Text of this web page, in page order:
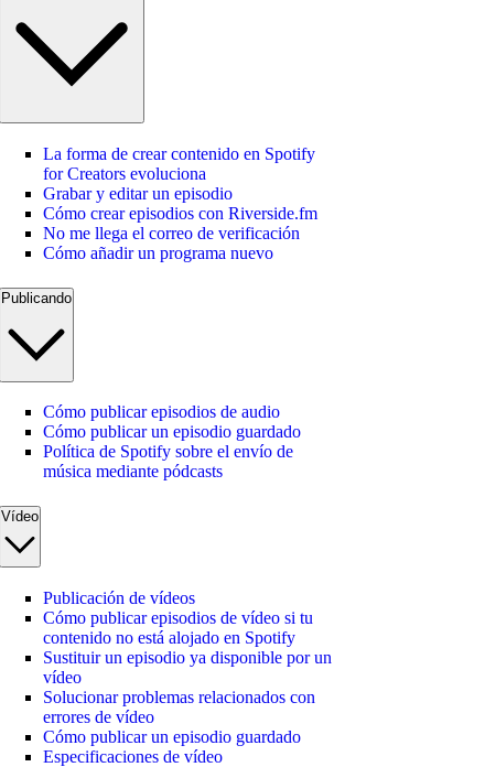
La forma de crear contenido en Spotify
for Creators evoluciona
Grabar y editar un episodio
Cómo crear episodios con Riverside.fm
No me llega el correo de verificación
Cómo añadir un programa nuevo
Publicando
Cómo publicar episodios de audio
Cómo publicar un episodio guardado
Política de Spotify sobre el envío de
música mediante pódcasts
Vídeo
Publicación de vídeos
Cómo publicar episodios de vídeo si tu
contenido no está alojado en Spotify
Sustituir un episodio ya disponible por un
vídeo
Solucionar problemas relacionados con
errores de vídeo
Cómo publicar un episodio guardado
Especificaciones de vídeo